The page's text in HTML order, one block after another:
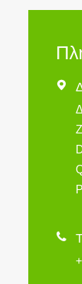

